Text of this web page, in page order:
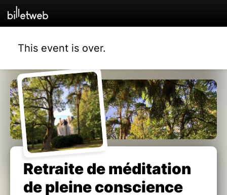
This event is over.
Retraite de méditation
de pleine conscience